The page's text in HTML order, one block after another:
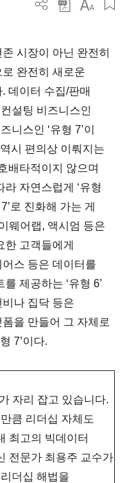
시장이 아닌 완전히
완전히 새로운
데이터 수집/판매
설팅 비즈니스인
니스인 ‘유형 7’이
시 편의상 이뤄지는
배타적이지 않으며
자연스럽게 ‘유형
로 진화해 가는 게
웨어랩, 액시엄 등은
고객들에게
스 등은 데이터를
제공하는 ‘유형 6’
나 집닥 등은
을 만들어 그 자체로
7’이다.
자리 잡고 있습니다.
큼 리더십 자체도
최고의 빅데이터
전문가 최용주 교수가
더십 해법을